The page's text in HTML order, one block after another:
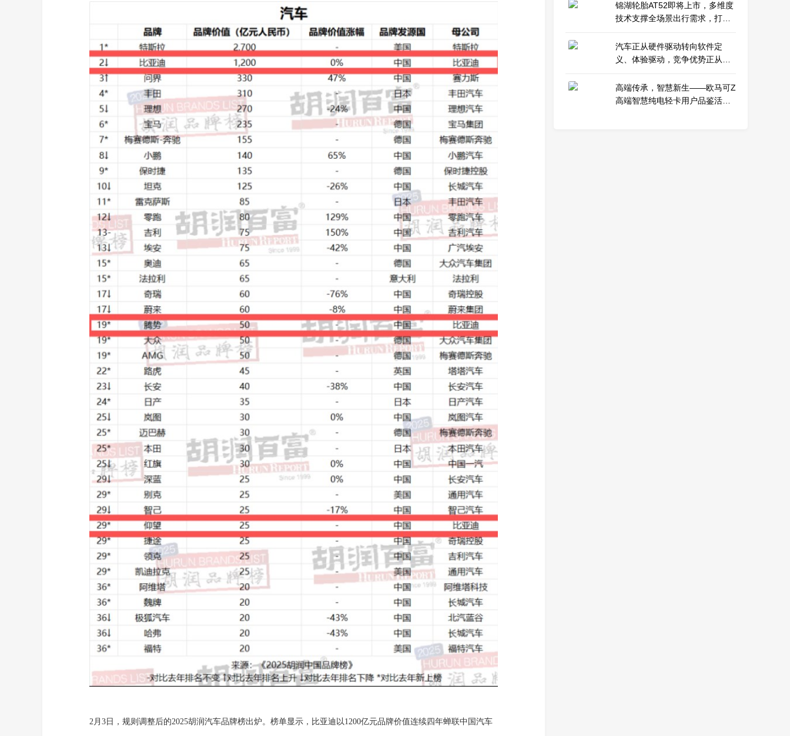
2月3日，规则调整后的2025胡润汽车品牌榜出炉。榜单显示，比亚迪以1200亿元品牌价值连续四年蝉联中国汽车
锦湖轮胎AT52即将上市，多维度
技术支撑全场景出行需求，打造
汽车正从硬件驱动转向软件定
义、体验驱动，竞争优势正从硬
高端传承，智慧新生——欧马可Z
高端智慧纯电轻卡用户品鉴活动